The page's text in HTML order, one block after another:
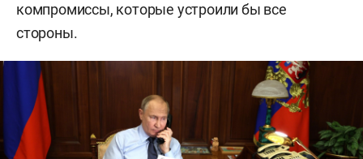
компромиссы, которые устроили бы все
стороны.